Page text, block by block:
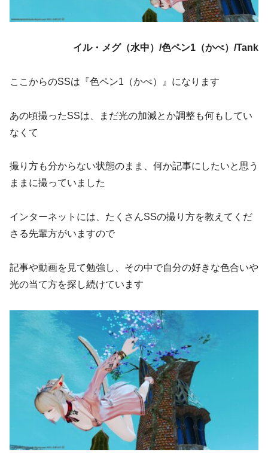
イル・メグ（水中）/色ペン1（かべ）/Tank
ここからのSSは『色ペン1（かべ）』になります
あの頃撮ったSSは、まだ光の加減とか調整も何もしてい
なくて
撮り方も分からない状態のまま、何か記事にしたいと思う
ままに撮っていました
インターネットには、たくさんSSの撮り方を教えてくだ
さる先輩方がいますので
記事や動画を見て勉強し、その中で自分の好きな色合いや
光の当て方を探し続けています